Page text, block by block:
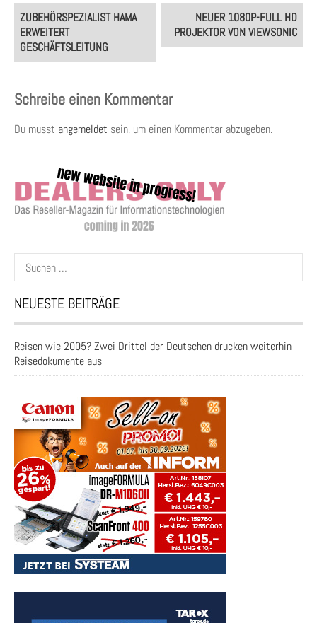
Post
navigation
ZUBEHÖRSPEZIALIST HAMA
ERWEITERT
GESCHÄFTSLEITUNG
NEUER 1080P-FULL HD
PROJEKTOR VON VIEWSONIC
Schreibe einen Kommentar
Du musst angemeldet sein, um einen Kommentar abzugeben.
Suchen
nach:
NEUESTE BEITRÄGE
Reisen wie 2005? Zwei Drittel der Deutschen drucken weiterhin
Reisedokumente aus